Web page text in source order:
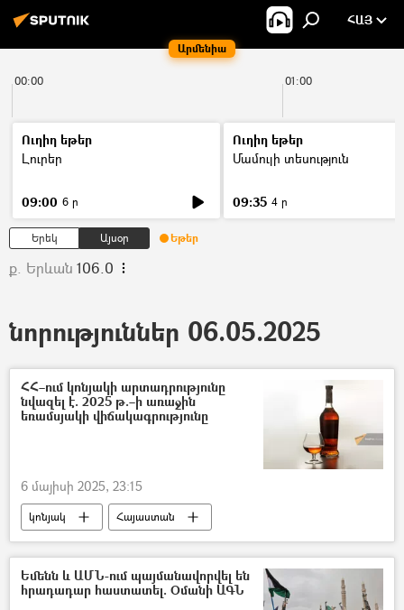
Արմենիա
ՀԱՅ
00:00 01:00
Ուղիղ եթեր
Լուրեր
09:00 6 ր
Ուղիղ եթեր
Մամուլի տեսություն
09:35 4 ր
Երեկ Այսօր Եթեր
ք. Երևան 106.0
նորություններ 06.05.2025
ՀՀ–ում կոնյակի արտադրությունը
նվազել է. 2025 թ.–ի առաջին
եռամսյակի վիճակագրությունը
6 մայիսի 2025, 23:15
կոնյակ
Հայաստան
արտադրություն
Եմենն և ԱՄՆ-ում պայմանավորվել են
հրադադար հաստատել. Օմանի ԱԳՆ